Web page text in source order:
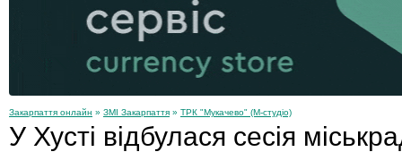
Закарпаття онлайн » ЗМІ Закарпаття » ТРК "Мукачево" (М-студіо)
У Хусті відбулася сесія